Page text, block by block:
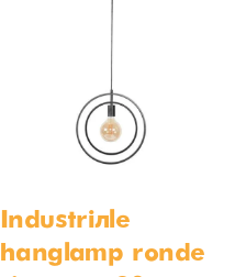
Set van 6 Bamled – Babel
GU10 Inbouwspots rond